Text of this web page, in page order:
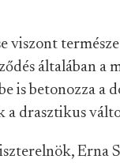
viszont
általában a
is betonozza
a drasztikus
Erna